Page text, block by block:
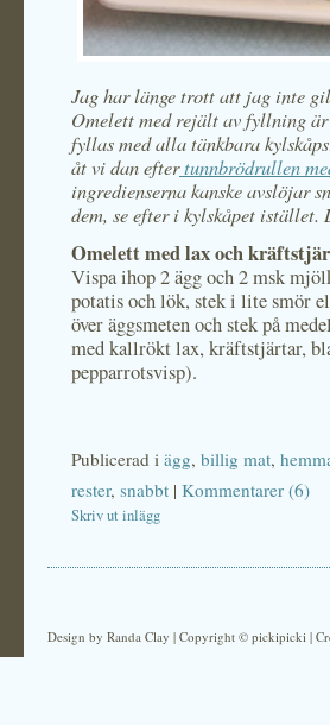
Jag har länge trott att jag inte
Omelett med rejält av fyllning
fyllas med alla tänkbara
åt vi dan eftertunnbrödrullen
ingredienserna kanske avslöjar
dem, se efter i kylskåpet istället.
Omelett med lax och
Vispa ihop 2 ägg och 2 msk
potatis och lök, stek i lite smör
över äggsmeten och stek på
med kallrökt lax, kräftstjärtar,
pepparrotsvisp).
Publicerad i ägg, billig mat,
rester, snabbt | Kommentarer (6)
Skriv ut inlägg
Design by Randa Clay | Copyright © pickipicki |